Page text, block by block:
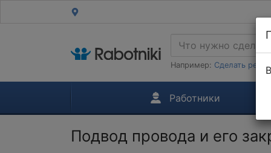
Например: Сделать
Работники
Подвод провода и его